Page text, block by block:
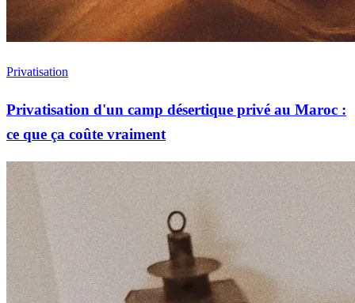
Privatisation
Privatisation d'un camp désertique privé au Maroc :
ce que ça coûte vraiment